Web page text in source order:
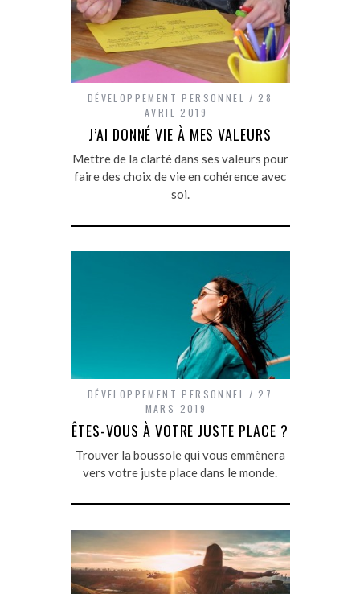
DÉVELOPPEMENT PERSONNEL
28
AVRIL 2019
J’AI DONNÉ VIE À MES VALEURS
Mettre de la clarté dans ses valeurs pour
faire des choix de vie en cohérence avec
soi.
DÉVELOPPEMENT PERSONNEL
27
MARS 2019
ÊTES-VOUS À VOTRE JUSTE PLACE ?
Trouver la boussole qui vous emmènera
vers votre juste place dans le monde.